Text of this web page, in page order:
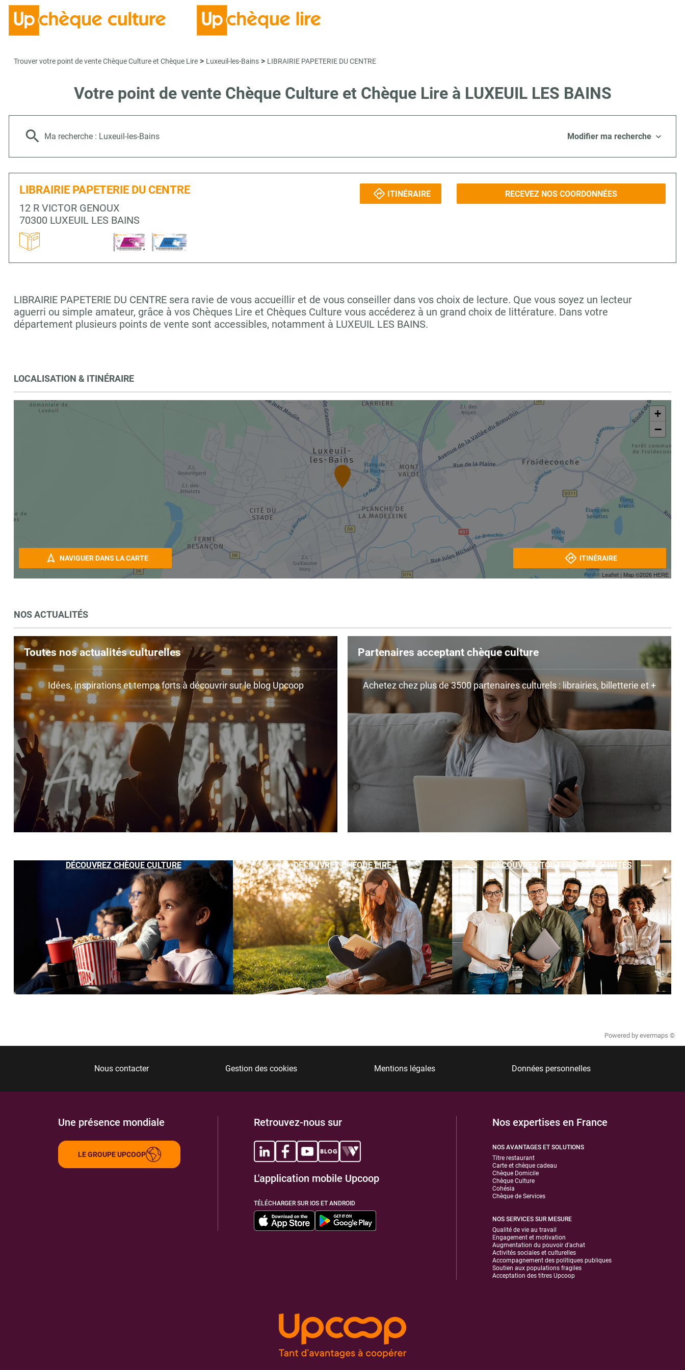
Trouver votre point de vente Chèque Culture et Chèque Lire > Luxeuil-les-Bains > LIBRAIRIE PAPETERIE DU CENTRE
Votre point de vente Chèque Culture et Chèque Lire à LUXEUIL LES BAINS
Ma recherche : Luxeuil-les-Bains Modifier ma recherche
LIBRAIRIE PAPETERIE DU CENTRE
12 R VICTOR GENOUX
70300 LUXEUIL LES BAINS
ITINÉRAIRE RECEVEZ NOS COORDONNÉES
LIBRAIRIE PAPETERIE DU CENTRE sera ravie de vous accueillir et de vous conseiller dans vos choix de lecture. Que vous soyez un lecteur
aguerri ou simple amateur, grâce à vos Chèques Lire et Chèques Culture vous accéderez à un grand choix de littérature. Dans votre
département plusieurs points de vente sont accessibles, notamment à LUXEUIL LES BAINS.
LOCALISATION & ITINÉRAIRE
+
−
Leaflet | Map ©2026 HERE
NAVIGUER DANS LA CARTE ITINÉRAIRE
NOS ACTUALITÉS
Toutes nos actualités culturelles
Idées, inspirations et temps forts à découvrir sur le blog Upcoop
Partenaires acceptant chèque culture
Achetez chez plus de 3500 partenaires culturels : librairies, billetterie et +
DÉCOUVREZ CHÈQUE CULTURE DÉCOUVREZ CHÈQUE LIRE DÉCOUVREZ TOUTES NOS ACTIVITÉS
Powered by evermaps ©
Nous contacter Gestion des cookies Mentions légales Données personnelles
Une présence mondiale
LE GROUPE UPCOOP
Retrouvez-nous sur
L'application mobile Upcoop
TÉLÉCHARGER SUR IOS ET ANDROID
Nos expertises en France
NOS AVANTAGES ET SOLUTIONS
Titre restaurant
Carte et chèque cadeau
Chèque Domicile
Chèque Culture
Cohésia
Chèque de Services
NOS SERVICES SUR MESURE
Qualité de vie au travail
Engagement et motivation
Augmentation du pouvoir d'achat
Activités sociales et culturelles
Accompagnement des politiques publiques
Soutien aux populations fragiles
Acceptation des titres Upcoop